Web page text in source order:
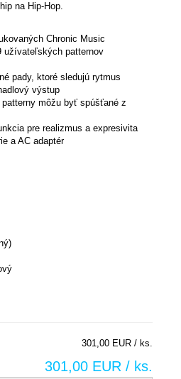
na Hip-Hop.
Chronic Music
užívateľských patternov
pady, ktoré sledujú rytmus
výstup
môžu byť spúšťané z
pre realizmus a expresivita
a AC adaptér
301,00 EUR / ks.
301,00 EUR / ks.